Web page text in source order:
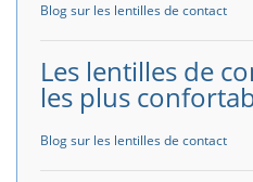
Blog sur les lentilles de contact
Les lentilles de
les plus
Blog sur les lentilles de contact